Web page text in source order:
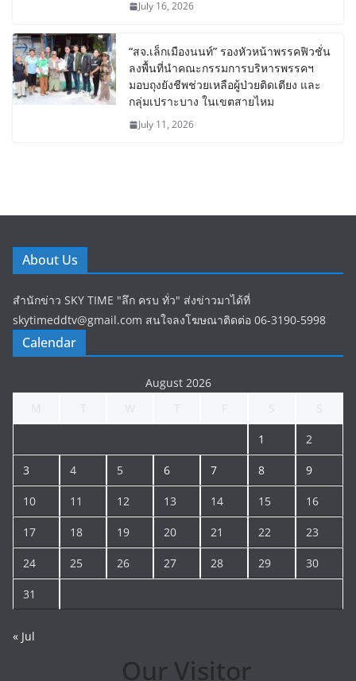
July 16, 2026
“สจ.เล็กเมืองนนท์” รองหัวหน้าพรรคฟิวชั่น
ลงพื้นที่นำคณะกรรมการบริหารพรรคฯ
มอบถุงยังชีพช่วยเหลือผู้ป่วยติดเตียง และ
กลุ่มเปราะบาง ในเขตสายไหม
July 11, 2026
About Us
สำนักข่าว SKY TIME "ลึก ครบ ทั่ว" ส่งข่าวมาได้ที่
skytimeddtv@gmail.com สนใจลงโฆษณาติดต่อ 06-3190-5998
Calendar
August 2026
1 2
3 4 5 6 7 8 9
10 11 12 13 14 15 16
17 18 19 20 21 22 23
24 25 26 27 28 29 30
31
« Jul
Our Visitor